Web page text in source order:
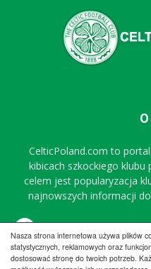
Nasza strona internetowa używa plików
statystycznych, reklamowych oraz
dostosować stronę do twoich potrzeb.
CelticPoland.com to
kibicach szkockiego klubu
celem jest popularyzacja
najnowszych informacji